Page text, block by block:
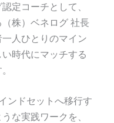
定コーチとして、
株）ベネログ 社長
人ひとりのマイン
時代にマッチする
ンドセットへ移行す
な実践ワークを、